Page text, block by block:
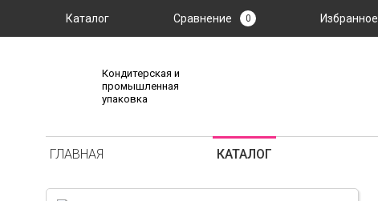
Каталог Сравнение 0 Избранное
Кондитерская и
промышленная
упаковка
ГЛАВНАЯ КАТАЛОГ